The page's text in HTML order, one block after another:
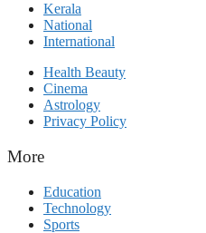
Kerala
National
International
Health Beauty
Cinema
Astrology
Privacy Policy
More
Education
Technology
Sports